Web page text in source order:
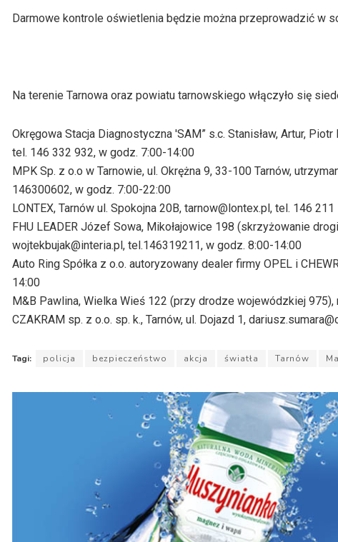
Darmowe kontrole oświetlenia będzie można przeprowadzić w
Na terenie Tarnowa oraz powiatu tarnowskiego włączyło się
Okręgowa Stacja Diagnostyczna 'SAM” s.c. Stanisław, Artur,
tel. 146 332 932, w godz. 7:00-14:00
MPK Sp. z o.o w Tarnowie, ul. Okrężna 9, 33-100 Tarnów,
146300602, w godz. 7:00-22:00
LONTEX, Tarnów ul. Spokojna 20B, tarnow@lontex.pl, tel. 146
FHU LEADER Józef Sowa, Mikołajowice 198 (skrzyżowanie
wojtekbujak@interia.pl, tel.146319211, w godz. 8:00-14:00
Auto Ring Spółka z o.o. autoryzowany dealer firmy OPEL i
14:00
M&B Pawlina, Wielka Wieś 122 (przy drodze wojewódzkiej
CZAKRAM sp. z o.o. sp. k., Tarnów, ul. Dojazd 1,
Tagi: policja bezpieczeństwo akcja światła Tarnów